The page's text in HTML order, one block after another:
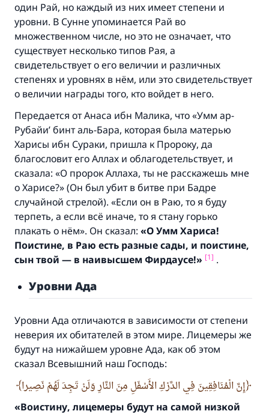
один Рай, но каждый из них имеет степени и
уровни. В Сунне упоминается Рай во
множественном числе, но это не означает, что
существует несколько типов Рая, а
свидетельствует о его величии и различных
степенях и уровнях в нём, или это свидетельствует
о величии награды того, кто войдет в него.
Передается от Анаса ибн Малика, что«Умм ар-
Рубайи’ бинт аль-Бара, которая была матерью
Харисы ибн Сураки, пришла к Пророку, да
благословит его Аллах и облагодетельствует, и
сказала: «О пророк Аллаха, ты не расскажешь мне
о Харисе?» (Он был убит в битве при Бадре
случайной стрелой). «Если он в Раю, то я буду
терпеть, а если всё иначе, то я стану горько
плакать о нём». Он сказал: «О Умм Хариса!
Поистине, в Раю есть разные сады, и поистине,
сын твой — в наивысшем Фирдаусе!» [1] .
Уровни Ада
Уровни Ада отличаются в зависимости от степени
неверия их обитателей в этом мире. Лицемеры же
будут на нижайшем уровне Ада, как об этом
сказал Всевышний наш Господь:
إِنَّ الْمُنَافِقِينَ فِي الدَّرْكِ الأَسْفَلِ مِنَ النَّارِ وَلَنْ تَجِدَ لَهُمْ نَصِيرا
«Воистину, лицемеры будут на самой низкой